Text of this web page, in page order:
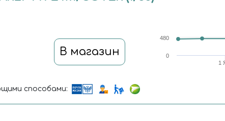
В магазин
1
0
480
способами: